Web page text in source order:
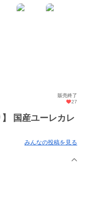
販売終了
27
国産ユーレカレ
みんなの投稿を見る